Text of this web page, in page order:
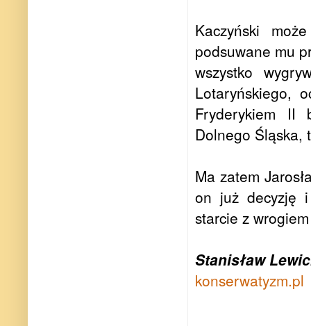
Kaczyński
podsuwane mu
wszystko
Lotaryńskiego,
Fryderykiem II
Dolnego Śląska,
Ma zatem
on już decyzję i
starcie z
Stanisław
konserwatyzm.pl